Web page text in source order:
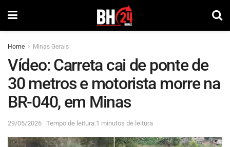
Home Minas Gerais
Vídeo: Carreta cai de ponte de
30 metros e motorista morre na
BR-040, em Minas
29/05/2026 Tempo de leitura:1 minutos de leitura